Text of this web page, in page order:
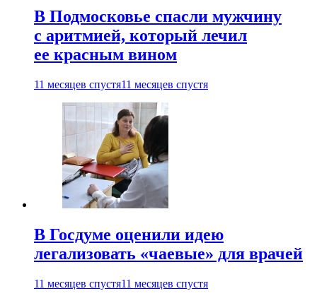
В Подмосковье спасли мужчину
с аритмией, который лечил
ее красным вином
11 месяцев спустя11 месяцев спустя
В Госдуме оценили идею
легализовать «чаевые» для врачей
11 месяцев спустя11 месяцев спустя